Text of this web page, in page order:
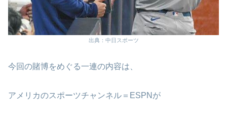
出典：中日スポーツ
今回の賭博をめぐる一連の内容は、
アメリカのスポーツチャンネル＝ESPNが